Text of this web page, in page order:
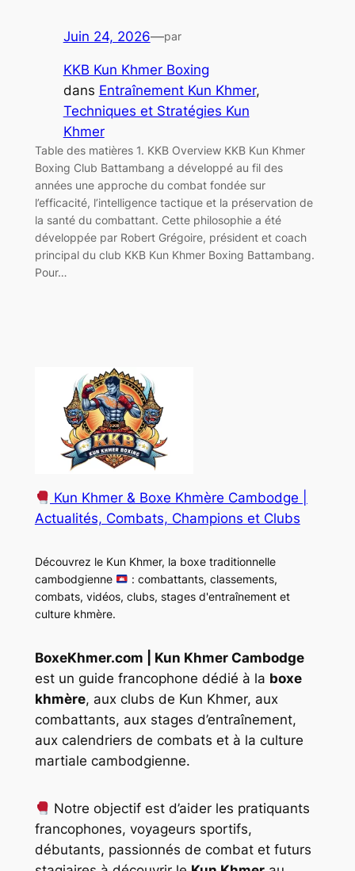
Juin 24, 2026—par
KKB Kun Khmer Boxing
dans Entraînement Kun Khmer
Techniques et Stratégies Kun
Khmer
Table des matières 1. KKB Overview KKB Kun Khmer
Boxing Club Battambang a développé au fil des
années une approche du combat fondée sur
l’efficacité, l’intelligence tactique et la préservation de
la santé du combattant. Cette philosophie a été
développée par Robert Grégoire, président et coach
principal du club KKB Kun Khmer Boxing Battambang.
Pour…
Kun Khmer & Boxe Khmère Cambodge |
Actualités, Combats, Champions et Clubs
Découvrez le Kun Khmer, la boxe traditionnelle
cambodgienne
: combattants, classements,
combats, vidéos, clubs, stages d'entraînement et
culture khmère.
BoxeKhmer.com | Kun Khmer Cambodge
est un guide francophone dédié à la boxe
khmère, aux clubs de Kun Khmer, aux
combattants, aux stages d’entraînement,
aux calendriers de combats et à la culture
martiale cambodgienne.
Notre objectif est d’aider les pratiquants
francophones, voyageurs sportifs,
débutants, passionnés de combat et futurs